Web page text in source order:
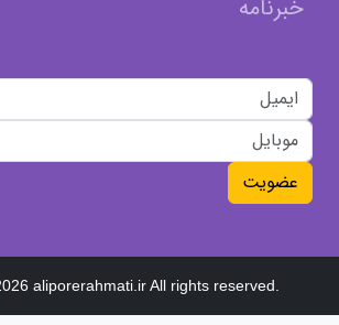
خبرنامه
عضویت
aliporerahmati.ir All rights reserved.